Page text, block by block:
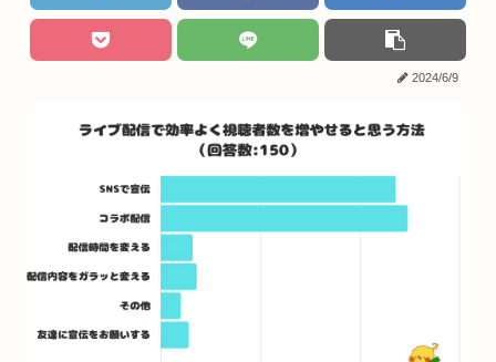
2024/6/9